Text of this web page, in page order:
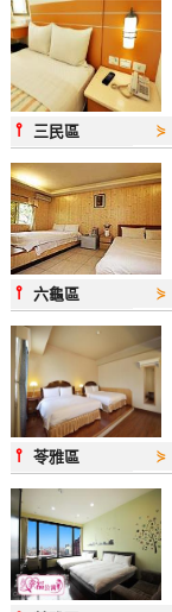
⫯ 三民區 ⋟
⫯六龜區 ⋟
⫯苓雅區 ⋟